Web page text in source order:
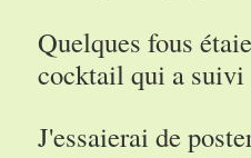
Quelques fous
cocktail qui a suivi
J'essaierai de